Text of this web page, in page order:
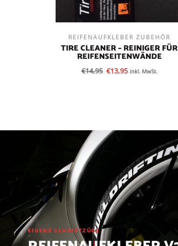
REIFENAUFKLEBER ZUBEHÖR
TIRE CLEANER – REINIGER FÜR
REIFENSEITENWÄNDE
€14,95 €13,95 inkl. MwSt.